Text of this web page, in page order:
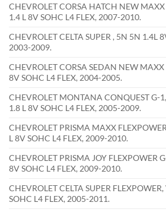
CHEVROLET CORSA HATCH NEW
1.4 L 8V SOHC L4 FLEX, 2007-2010.
CHEVROLET CELTA SUPER , 5N 5N 1.4L
2003-2009.
CHEVROLET CORSA SEDAN NEW MAXX
8V SOHC L4 FLEX, 2004-2005.
CHEVROLET MONTANA CONQUEST G-
1.8 L 8V SOHC L4 FLEX, 2005-2009.
CHEVROLET PRISMA MAXX
L 8V SOHC L4 FLEX, 2009-2010.
CHEVROLET PRISMA JOY FLEXPOWER
8V SOHC L4 FLEX, 2009-2010.
CHEVROLET CELTA SUPER
SOHC L4 FLEX, 2005-2011.